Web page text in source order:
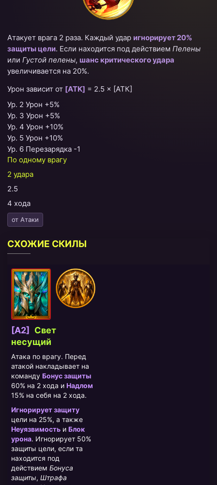
Атакует врага 2 раза. Каждый удар игнорирует 20%
защиты цели. Если находится под действием Пелены
или Густой пелены, шанс критического удара
увеличивается на 20%.
Урон зависит от [ATK] = 2.5 × [АТК]
Ур. 2 Урон +5%
Ур. 3 Урон +5%
Ур. 4 Урон +10%
Ур. 5 Урон +10%
Ур. 6 Перезарядка -1
По одному врагу
2 удара
2.5
4 хода
от Атаки
СХОЖИЕ СКИЛЫ
[A2]
Свет
несущий
Атака по врагу. Перед
атакой накладывает на
команду Бонус защиты
60% на 2 хода и Надлом
15% на себя на 2 хода.
Игнорирует защиту
цели на 25%, а также
Неуязвимость и Блок
урона. Игнорирует 50%
защиты цели, если та
находится под
действием Бонуса
защиты, Штрафа